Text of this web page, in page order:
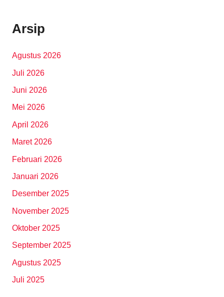
Arsip
Agustus 2026
Juli 2026
Juni 2026
Mei 2026
April 2026
Maret 2026
Februari 2026
Januari 2026
Desember 2025
November 2025
Oktober 2025
September 2025
Agustus 2025
Juli 2025